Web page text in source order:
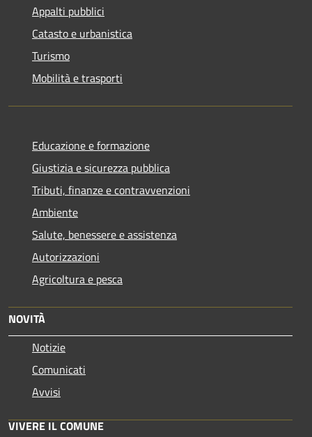
Appalti pubblici
Catasto e urbanistica
Turismo
Mobilità e trasporti
Educazione e formazione
Giustizia e sicurezza pubblica
Tributi, finanze e contravvenzioni
Ambiente
Salute, benessere e assistenza
Autorizzazioni
Agricoltura e pesca
NOVITÀ
Notizie
Comunicati
Avvisi
VIVERE IL COMUNE